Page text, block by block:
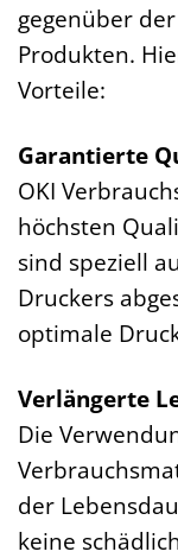
gegenüber
Produkten.
Vorteile:
Garantierte
OKI
höchsten
sind speziell
Druckers
optimale
Verlängerte
Die
der
keine